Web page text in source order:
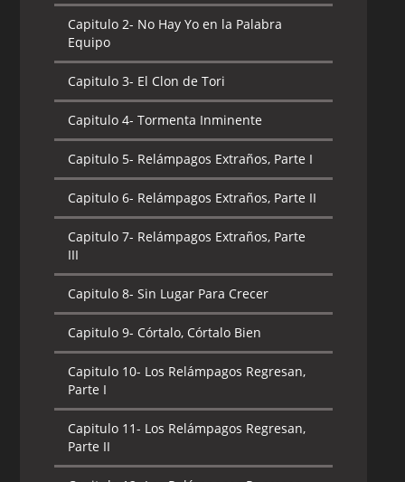
Capitulo 2- No Hay Yo en la Palabra
Equipo
Capitulo 3- El Clon de Tori
Capitulo 4- Tormenta Inminente
Capitulo 5- Relámpagos Extraños, Parte I
Capitulo 6- Relámpagos Extraños, Parte II
Capitulo 7- Relámpagos Extraños, Parte
III
Capitulo 8- Sin Lugar Para Crecer
Capitulo 9- Córtalo, Córtalo Bien
Capitulo 10- Los Relámpagos Regresan,
Parte I
Capitulo 11- Los Relámpagos Regresan,
Parte II